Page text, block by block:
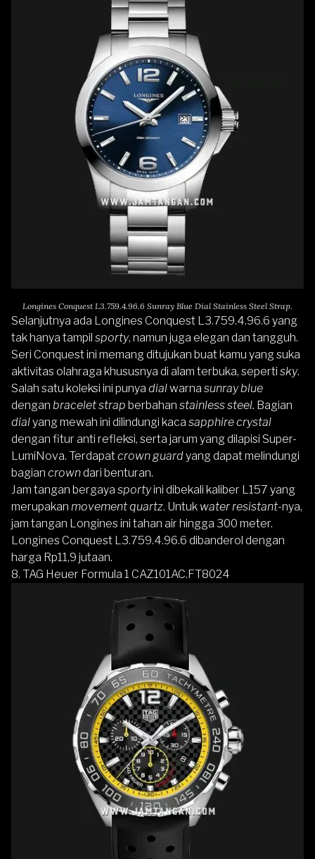
Longines Conquest L3.759.4.96.6 Sunray Blue Dial Stainless Steel Strap.
Selanjutnya ada Longines Conquest L3.759.4.96.6 yang
tak hanya tampil sporty, namun juga elegan dan tangguh.
Seri Conquest ini memang ditujukan buat kamu yang suka
aktivitas olahraga khususnya di alam terbuka, seperti sky.
Salah satu koleksi ini punya dialwarna sunray blue
dengan bracelet strap berbahan stainless steel. Bagian
dialyang mewah ini dilindungi kaca sapphire crystal
dengan fitur anti refleksi, serta jarum yang dilapisi Super-
LumiNova. Terdapatcrown guardyang dapat melindungi
bagian crowndari benturan.
Jam tangan bergaya sportyini dibekali kaliber L157 yang
merupakan movement quartz. Untuk water resistant-nya,
jam tangan Longinesini tahan air hingga 300 meter.
Longines Conquest L3.759.4.96.6 dibanderol dengan
harga Rp11,9 jutaan.
8. TAG Heuer Formula 1 CAZ101AC.FT8024